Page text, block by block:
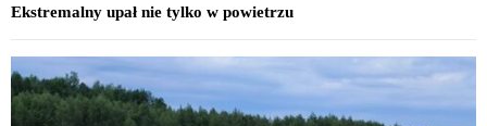
Ekstremalny upał nie tylko w powietrzu